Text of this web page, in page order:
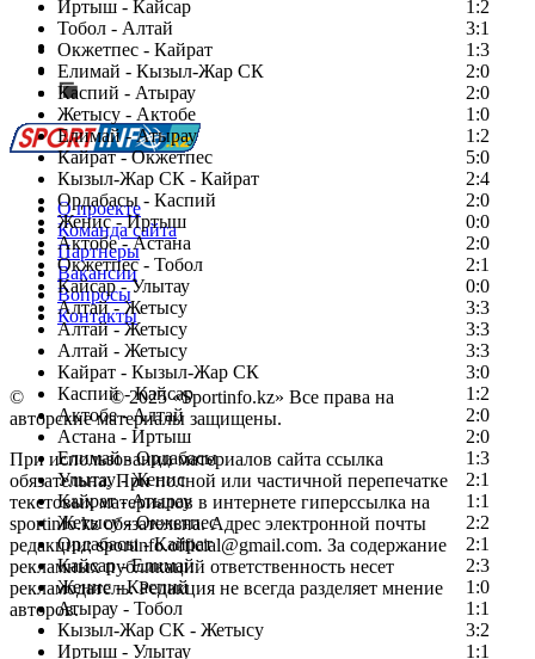
Иртыш - Кайсар
1:2
Тобол - Алтай
3:1
Окжетпес - Кайрат
1:3
Елимай - Кызыл-Жар СК
2:0
Каспий - Атырау
2:0
Жетысу - Актобе
1:0
Елимай - Атырау
1:2
Кайрат - Окжетпес
5:0
Кызыл-Жар СК - Кайрат
2:4
Ордабасы - Каспий
2:0
Женис - Иртыш
0:0
Актобе - Астана
2:0
Окжетпес - Тобол
2:1
Кайсар - Улытау
0:0
Алтай - Жетысу
3:3
Алтай - Жетысу
3:3
Алтай - Жетысу
3:3
Кайрат - Кызыл-Жар СК
3:0
Каспий - Кайсар
1:2
Актобе - Алтай
2:0
Астана - Иртыш
2:0
Елимай - Ордабасы
1:3
Улытау - Женис
2:1
Кайрат - Атырау
1:1
Жетысу - Окжетпес
2:2
Ордабасы - Кайрат
2:1
Кайсар - Елимай
2:3
Женис - Каспий
1:0
Атырау - Тобол
1:1
Кызыл-Жар СК - Жетысу
3:2
Иртыш - Улытау
1:1
Есть идея?
Сообщить о мероприятии
Перейти на старый сайт
О проекте
Команда сайта
Партнеры
Вакансии
Вопросы
Контакты
© Copyright© 2025 «Sportinfo.kz» Все права на
авторские материалы защищены.
При использовании материалов сайта ссылка
обязательна. При полной или частичной перепечатке
текстовых материалов в интернете гиперссылка на
sportinfo.kz обязательна. Адрес электронной почты
редакции: sportinfo.official@gmail.com. За содержание
рекламных публикаций ответственность несет
рекламодатель. Редакция не всегда разделяет мнение
авторов.
Заметили ошибку в тексте?